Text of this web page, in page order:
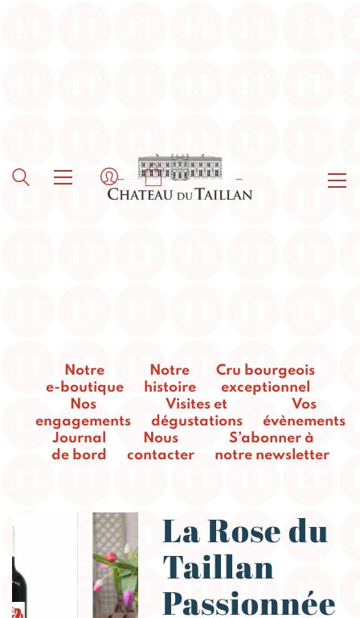
Notre
e-boutique
Notre
histoire
Cru bourgeois
exceptionnel
Nos
engagements
Visites et
dégustations
Vos
évènements
Journal
de bord
Nous
contacter
S’abonner à
notre newsletter
La Rose du
Taillan
Passionnée